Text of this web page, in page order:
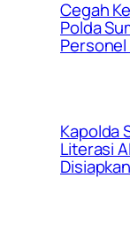
Cegah
Polda
Personel
Kapolda
Literasi